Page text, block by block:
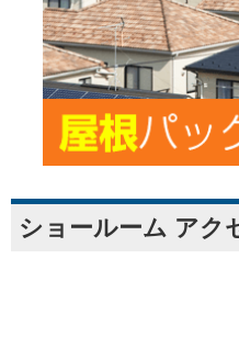
ショールーム アク